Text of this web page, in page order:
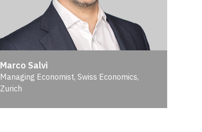
Marco Salvi
Managing Economist, Swiss Economics,
Zurich